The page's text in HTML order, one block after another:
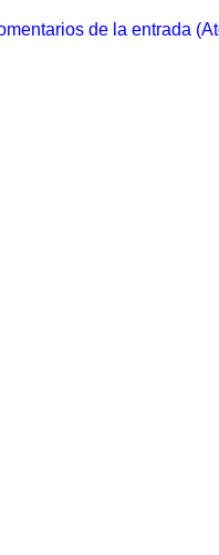
de la entrada